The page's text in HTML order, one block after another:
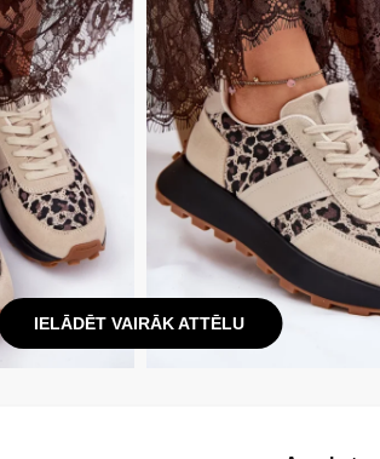
IELĀDĒT VAIRĀK ATTĒLU